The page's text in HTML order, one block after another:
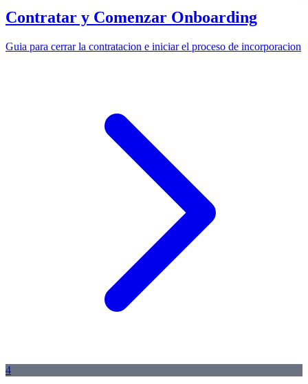
Contratar y Comenzar Onboarding
Guia para cerrar la contratacion e iniciar el proceso de incorporacion
4